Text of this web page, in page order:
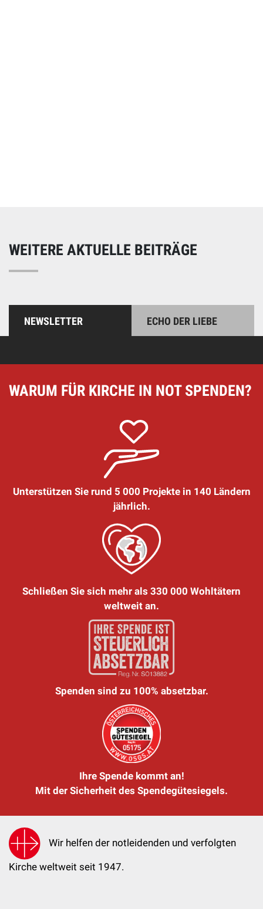
WEITERE AKTUELLE BEITRÄGE
NEWSLETTER ECHO DER LIEBE
WARUM FÜR KIRCHE IN NOT SPENDEN?
Unterstützen Sie rund 5 000 Projekte in 140 Ländern
jährlich.
Schließen Sie sich mehr als 330 000 Wohltätern
weltweit an.
Spenden sind zu 100% absetzbar.
Ihre Spende kommt an!
Mit der Sicherheit des Spendegütesiegels.
Wir helfen der notleidenden und verfolgten
Kirche weltweit seit 1947.